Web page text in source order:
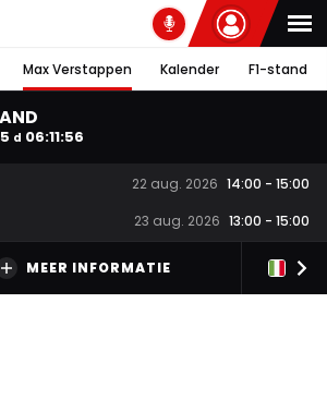
Max Verstappen Kalender F1-stand
d 06:11:55
22 aug. 2026 14:00 - 15:00
23 aug. 2026 13:00 - 15:00
MEER INFORMATIE